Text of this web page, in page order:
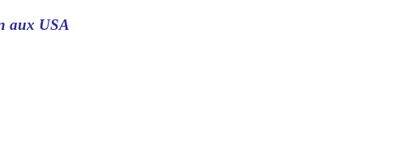
aux USA